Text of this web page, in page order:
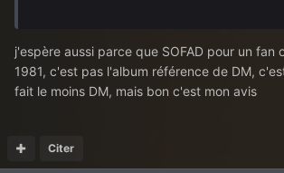
j'espère aussi parce que SOFAD pour un fan
1981, c'est pas l'album référence de DM,
fait le moins DM, mais bon c'est mon avis
Citer